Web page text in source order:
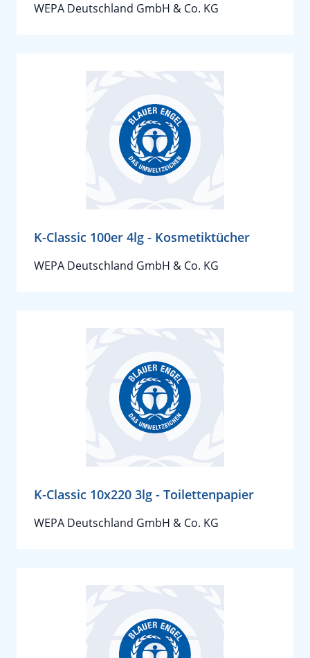
WEPA Deutschland GmbH & Co. KG
K-Classic 100er 4lg - Kosmetiktücher
WEPA Deutschland GmbH & Co. KG
K-Classic 10x220 3lg - Toilettenpapier
WEPA Deutschland GmbH & Co. KG